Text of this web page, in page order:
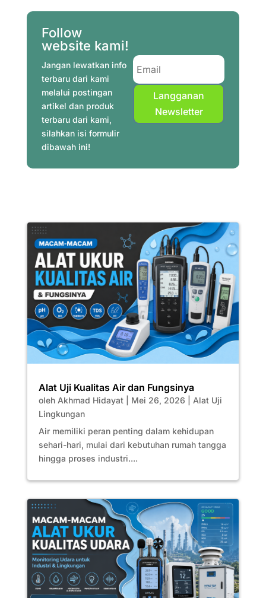
o
o
k
r
e
s
e
A
p
r
m
d
Follow
website kami!
Jangan lewatkan info
terbaru dari kami
melalui postingan
artikel dan produk
terbaru dari kami,
silahkan isi formulir
dibawah ini!
Langganan
Newsletter
Alat Uji Kualitas Air dan Fungsinya
oleh Akhmad Hidayat| Mei 26, 2026
Alat Uji
Lingkungan
Air memiliki peran penting dalam kehidupan
sehari-hari, mulai dari kebutuhan rumah tangga
hingga proses industri....